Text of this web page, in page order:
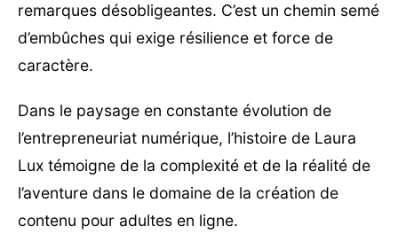
remarques désobligeantes. C’est un chemin semé
d’embûches qui exige résilience et force de
caractère.
Dans le paysage en constante évolution de
l’entrepreneuriat numérique, l’histoire de Laura
Lux témoigne de la complexité et de la réalité de
l’aventure dans le domaine de la création de
contenu pour adultes en ligne.